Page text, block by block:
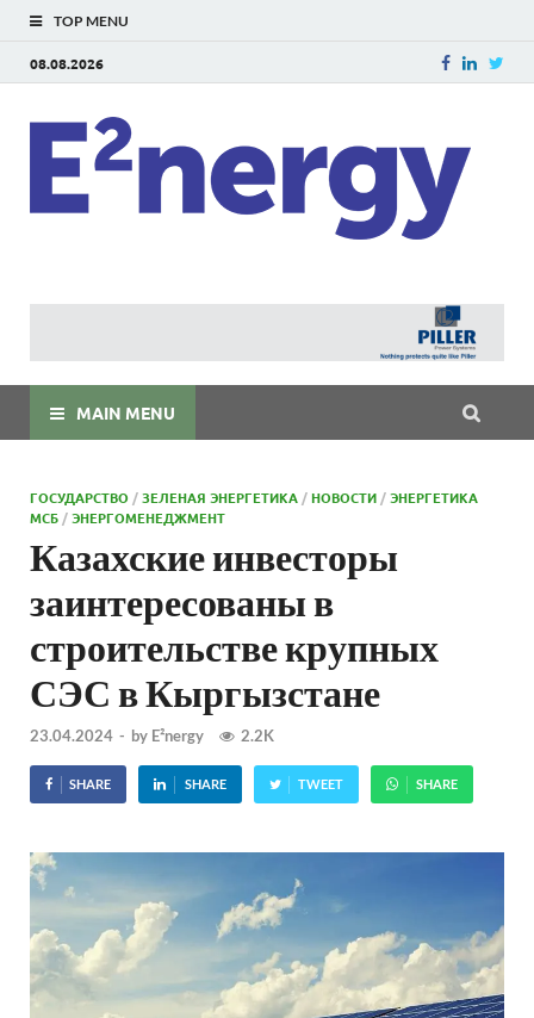
TOP MENU
08.08.2026
MAIN MENU
ГОСУДАРСТВО /ЗЕЛЕНАЯ ЭНЕРГЕТИКА /НОВОСТИ /ЭНЕРГЕТИКА
МСБ /ЭНЕРГОМЕНЕДЖМЕНТ
Казахские инвесторы
заинтересованы в
строительстве крупных
СЭС в Кыргызстане
23.04.2024 - by E²nergy 2.2K
SHARE SHARE TWEET SHARE